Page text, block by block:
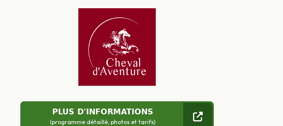
PLUS D'INFORMATIONS
(programme détaillé, photos et tarifs)